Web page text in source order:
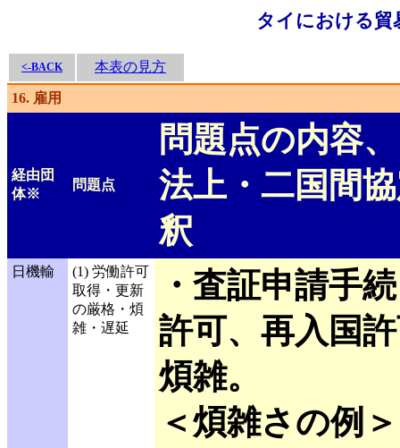
タイにおける貿
<-BACK 本表の見方
16. 雇用
経由団
体※
問題点
問題点の内容
法上・二国間
釈
日機輸
(1) 労働許可
取得・更新
の厳格・煩
雑・遅延
・査証申請手
許可、再入国
煩雑。
＜煩雑さの例＞